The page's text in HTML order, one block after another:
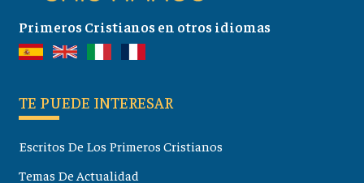
Primeros Cristianos en otros idiomas
TE PUEDE INTERESAR
Escritos De Los Primeros Cristianos
Temas De Actualidad